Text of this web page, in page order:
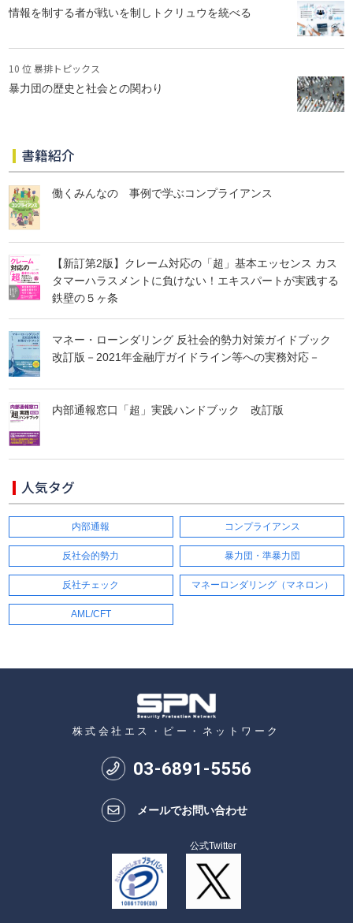
情報を制する者が戦いを制しトクリュウを統べる
10 位 暴排トピックス
暴力団の歴史と社会との関わり
書籍紹介
働くみんなの 事例で学ぶコンプライアンス
【新訂第2版】クレーム対応の「超」基本エッセンス カス
タマーハラスメントに負けない！エキスパートが実践する
鉄壁の５ヶ条
マネー・ローンダリング 反社会的勢力対策ガイドブック
改訂版－2021年金融庁ガイドライン等への実務対応－
内部通報窓口「超」実践ハンドブック 改訂版
人気タグ
内部通報 コンプライアンス
反社会的勢力 暴力団・準暴力団
反社チェック マネーロンダリング（マネロン）
AML/CFT
株式会社エス・ピー・ネットワーク
03-6891-5556
メールでお問い合わせ
公式Twitter